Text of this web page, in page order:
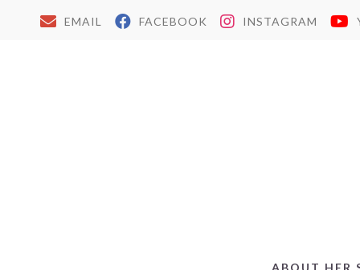
EMAIL FACEBOOK INSTAGRAM
ABOUT HER